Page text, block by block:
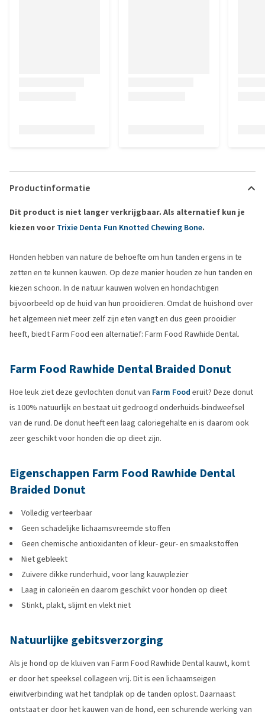
Productinformatie
Dit product is niet langer verkrijgbaar. Als alternatief kun je
kiezen voor Trixie Denta Fun Knotted Chewing Bone.
Honden hebben van nature de behoefte om hun tanden ergens in te
zetten en te kunnen kauwen. Op deze manier houden ze hun tanden en
kiezen schoon. In de natuur kauwen wolven en hondachtigen
bijvoorbeeld op de huid van hun prooidieren. Omdat de huishond over
het algemeen niet meer zelf zijn eten vangt en dus geen prooidier
heeft, biedt Farm Food een alternatief: Farm Food Rawhide Dental.
Farm Food Rawhide Dental Braided Donut
Hoe leuk ziet deze gevlochten donut van Farm Food eruit? Deze donut
is 100% natuurlijk en bestaat uit gedroogd onderhuids-bindweefsel
van de rund. De donut heeft een laag caloriegehalte en is daarom ook
zeer geschikt voor honden die op dieet zijn.
Eigenschappen Farm Food Rawhide Dental
Braided Donut
Volledig verteerbaar
Geen schadelijke lichaamsvreemde stoffen
Geen chemische antioxidanten of kleur- geur- en smaakstoffen
Niet gebleekt
Zuivere dikke runderhuid, voor lang kauwplezier
Laag in calorieën en daarom geschikt voor honden op dieet
Stinkt, plakt, slijmt en vlekt niet
Natuurlijke gebitsverzorging
Als je hond op de kluiven van Farm Food Rawhide Dental kauwt, komt
er door het speeksel collageen vrij. Dit is een lichaamseigen
eiwitverbinding wat het tandplak op de tanden oplost. Daarnaast
ontstaat er door het kauwen van de hond, een schurende werking van